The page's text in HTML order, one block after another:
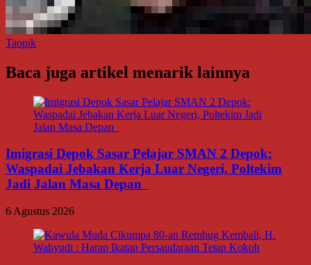
Taopik
Baca juga artikel menarik lainnya
Imigrasi Depok Sasar Pelajar SMAN 2 Depok:
Waspadai Jebakan Kerja Luar Negeri, Poltekim
Jadi Jalan Masa Depan
6 Agustus 2026